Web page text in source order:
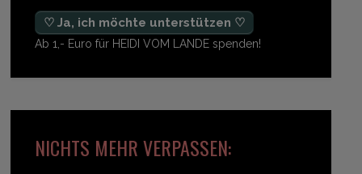
♡ Ja, ich möchte unterstützen ♡
Ab 1,- Euro für HEIDI VOM LANDE spenden!
NICHTS MEHR VERPASSEN: